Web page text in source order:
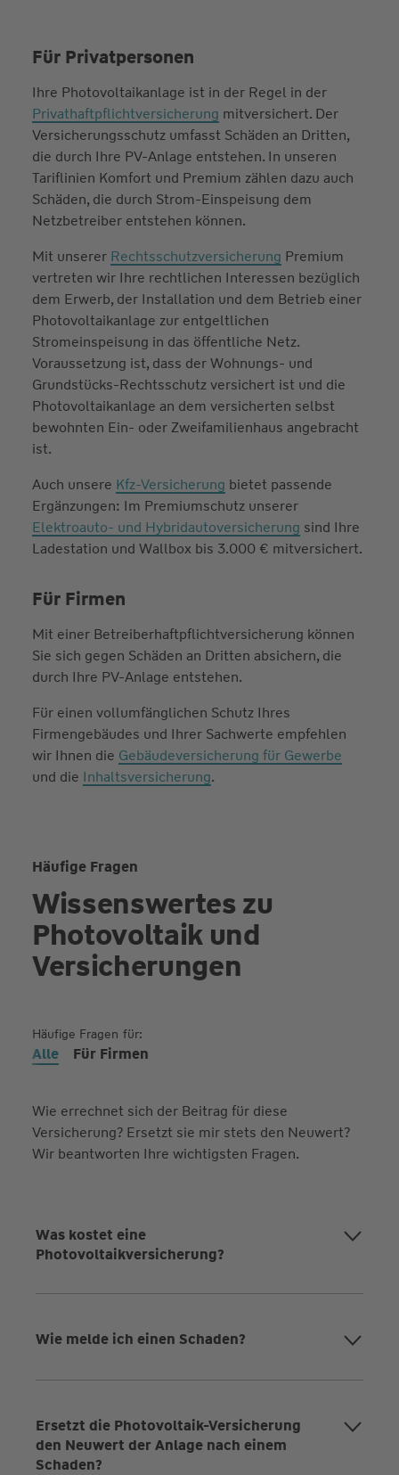
Für Privatpersonen
Ihre Photovoltaikanlage ist in der Regel in der
Privathaftpflichtversicherung mitversichert. Der
Versicherungsschutz umfasst Schäden an Dritten,
die durch Ihre PV-Anlage entstehen. In unseren
Tariflinien Komfort und Premium zählen dazu auch
Schäden, die durch Strom-Einspeisung dem
Netzbetreiber entstehen können.
Mit unserer Rechtsschutzversicherung Premium
vertreten wir Ihre rechtlichen Interessen bezüglich
dem Erwerb, der Installation und dem Betrieb einer
Photovoltaikanlage zur entgeltlichen
Stromeinspeisung in das öffentliche Netz.
Voraussetzung ist, dass der Wohnungs- und
Grundstücks-Rechtsschutz versichert ist und die
Photovoltaikanlage an dem versicherten selbst
bewohnten Ein- oder Zweifamilienhaus angebracht
ist.
Auch unsere Kfz-Versicherung bietet passende
Ergänzungen: Im Premiumschutz unserer
Elektroauto- und Hybridautoversicherung sind Ihre
Ladestation und Wallbox bis 3.000 € mitversichert.
Für Firmen
Mit einer Betreiberhaftpflichtversicherung können
Sie sich gegen Schäden an Dritten absichern, die
durch Ihre PV-Anlage entstehen.
Für einen vollumfänglichen Schutz Ihres
Firmengebäudes und Ihrer Sachwerte empfehlen
wir Ihnen die Gebäudeversicherung für Gewerbe
und die Inhaltsversicherung.
Häufige Fragen
Wissenswertes zu
Photo­voltaik und
Versicherungen
Häufige Fragen für:
Alle Für Firmen
Wie errechnet sich der Beitrag für diese
Versicherung? Ersetzt sie mir stets den Neuwert?
Wir beantworten Ihre wichtigsten Fragen.
Was kostet eine
Photovoltaikversicherung?
Wie melde ich einen Schaden?
Ersetzt die Photovoltaik-Versicherung
den Neuwert der Anlage nach einem
Schaden?